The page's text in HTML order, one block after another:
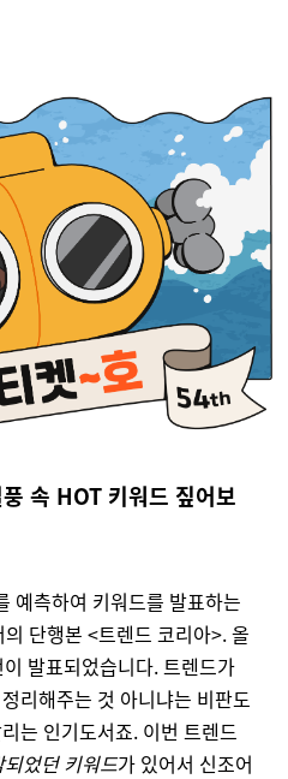
속 HOT 키워드 짚어보
예측하여 키워드를 발표하는
단행본 <트렌드 코리아>. 올
발표되었습니다. 트렌드가
리해주는 것 아니냐는 비판도
는 인기도서죠. 이번 트렌드
었던 키워드가 있어서 신조어